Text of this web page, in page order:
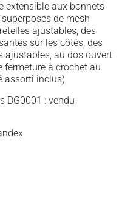
extensible aux bonnets
de mesh
ajustables, des
sur les côtés, des
ajustables, au dos ouvert
fermeture à crochet au
assorti inclus)
DG0001 : vendu